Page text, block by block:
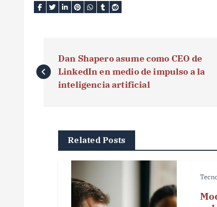
a
Dan Shapero asume como CEO de
LinkedIn en medio de impulso a la
inteligencia artificial
Related Posts